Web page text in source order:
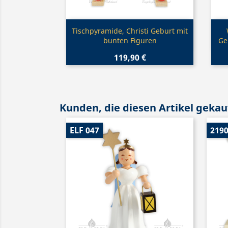
Vorschau
Tischpyramide, Christi Geburt mit
bunten Figuren
119,90 €
Kunden, die diesen Artikel
ELF 047 2190